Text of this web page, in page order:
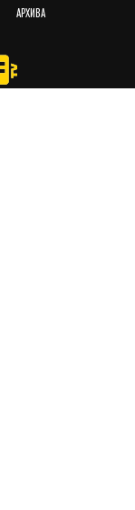
АРХИВА